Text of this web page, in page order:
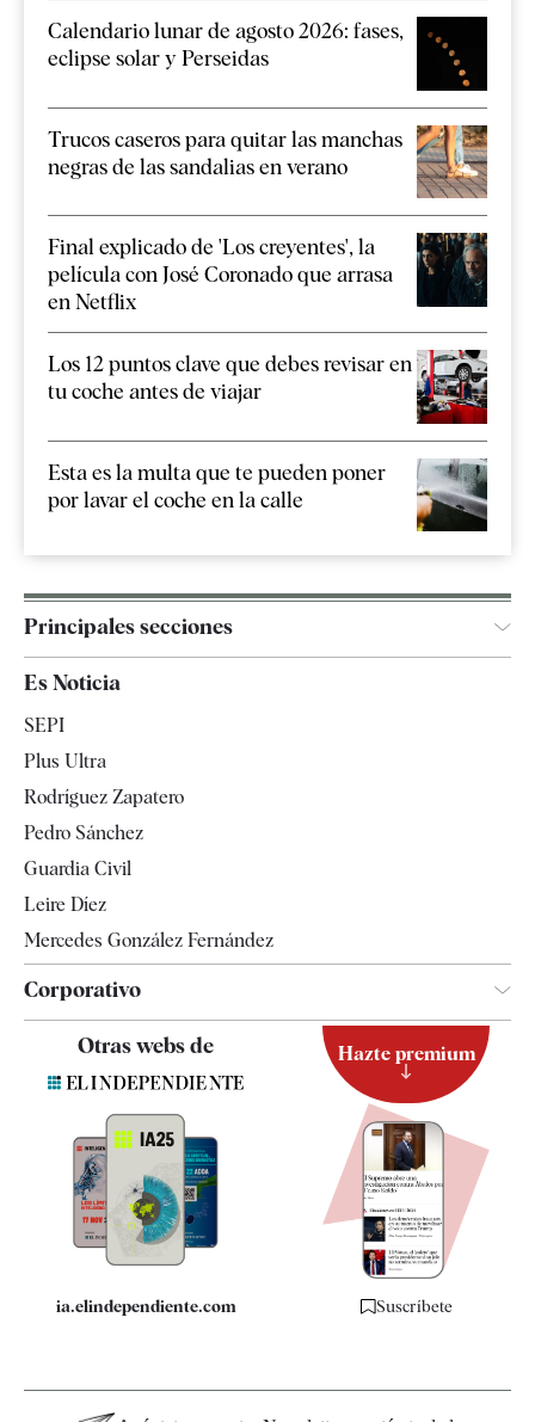
Calendario lunar de agosto 2026: fases,
eclipse solar y Perseidas
Trucos caseros para quitar las manchas
negras de las sandalias en verano
Final explicado de 'Los creyentes', la
película con José Coronado que arrasa
en Netflix
Los 12 puntos clave que debes revisar en
tu coche antes de viajar
Esta es la multa que te pueden poner
por lavar el coche en la calle
Principales secciones
España
Televisión
Es Noticia
SEPI
Plus Ultra
Rodríguez Zapatero
Pedro Sánchez
Guardia Civil
Leire Díez
Mercedes González Fernández
Corporativo
Contacto
Quiénes somos
Especificaciones
Otras webs de
ia.elindependiente.com
Hazte premium
Suscríbete